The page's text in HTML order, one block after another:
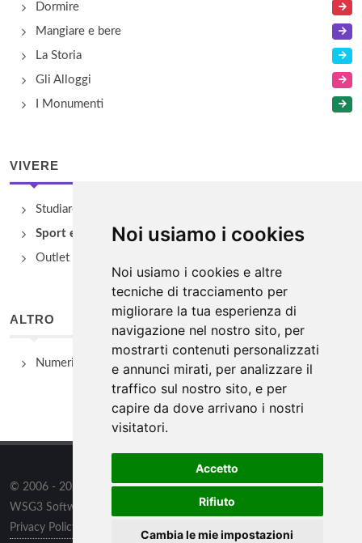
Noi usiamo i cookies
Noi usiamo i cookies e altre
tecniche di tracciamento per
migliorare la tua esperienza di
navigazione nel nostro sito, per
mostrarti contenuti personalizzati
e annunci mirati, per analizzare il
traffico sul nostro sito, e per
capire da dove arrivano i nostri
visitatori.
Accetto
Rifiuto
Cambia le mie impostazioni
Dormire
Mangiare e bere
La Storia
Gli Alloggi
I Monumenti
VIVERE
Studiare
Sport e Benessere
Outlet e spacci aziendali
ALTRO
Numeri Utili
© 2006 - 2026 WSG3 STUDIOtutti i diritti riservati. Powered by
WSG3 Software
Privacy Policy
Preferenze sui Cookies